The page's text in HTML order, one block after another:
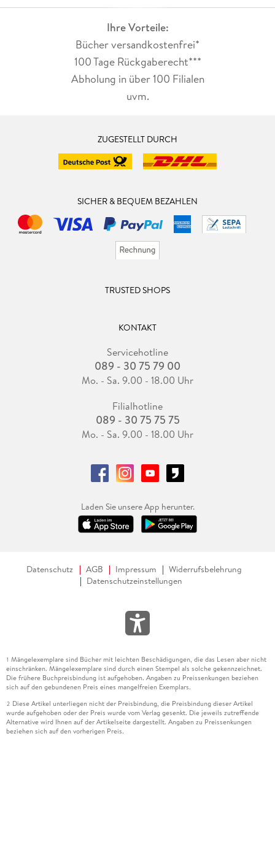
Ihre Vorteile:
Bücher versandkostenfrei*
100 Tage Rückgaberecht***
Abholung in über 100 Filialen
uvm.
ZUGESTELLT DURCH
SICHER & BEQUEM BEZAHLEN
TRUSTED SHOPS
KONTAKT
Servicehotline
089 - 30 75 79 00
Mo. - Sa. 9.00 - 18.00 Uhr
Filialhotline
089 - 30 75 75 75
Mo. - Sa. 9.00 - 18.00 Uhr
Laden Sie unsere App herunter.
Datenschutz AGB Impressum
Widerrufsbelehrung
Datenschutzeinstellungen
1 Mängelexemplare sind Bücher mit leichten Beschädigungen, die das Lesen aber nicht
einschränken. Mängelexemplare sind durch einen Stempel als solche gekennzeichnet.
Die frühere Buchpreisbindung ist aufgehoben. Angaben zu Preissenkungen beziehen
sich auf den gebundenen Preis eines mangelfreien Exemplars.
2 Diese Artikel unterliegen nicht der Preisbindung, die Preisbindung dieser Artikel
wurde aufgehoben oder der Preis wurde vom Verlag gesenkt. Die jeweils zutreffende
Alternative wird Ihnen auf der Artikelseite dargestellt. Angaben zu Preissenkungen
beziehen sich auf den vorherigen Preis.